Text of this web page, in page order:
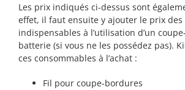
Les prix indiqués ci-dessus sont
effet, il faut ensuite y ajouter le prix des
indispensables à l’utilisation d’un
batterie (si vous ne les possédez pas).
ces consommables à l’achat :
Fil pour coupe-bordures